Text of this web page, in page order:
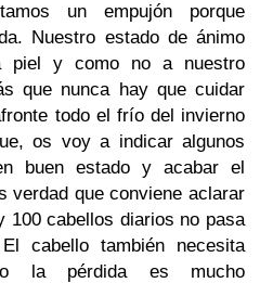
un empujón porque
Nuestro estado de ánimo
piel y como no a nuestro
que nunca hay que cuidar
todo el frío del invierno
os voy a indicar algunos
buen estado y acabar el
verdad que conviene aclarar
100 cabellos diarios no pasa
cabello también necesita
la pérdida es mucho